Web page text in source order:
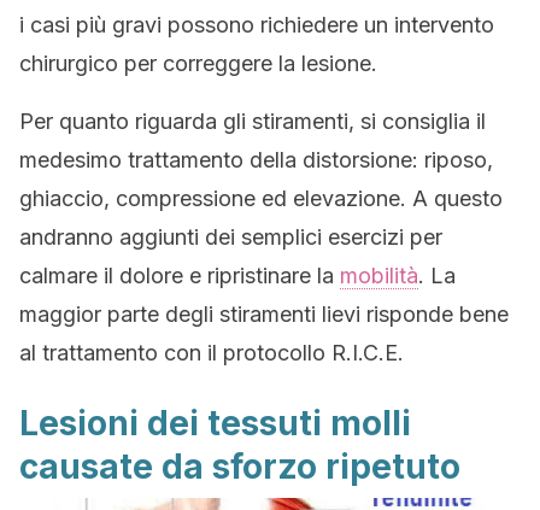
i casi più gravi possono richiedere un intervento
chirurgico per correggere la lesione.
Per quanto riguarda gli stiramenti, si consiglia il
medesimo trattamento della distorsione: riposo,
ghiaccio, compressione ed elevazione. A questo
andranno aggiunti dei semplici esercizi per
calmare il dolore e ripristinare la mobilità. La
maggior parte degli stiramenti lievi risponde bene
al trattamento con il protocollo R.I.C.E.
Lesioni dei tessuti molli
causate da sforzo ripetuto